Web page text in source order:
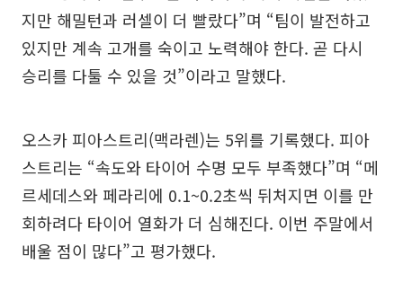
지만 해밀턴과 러셀이 더 빨랐다”며 “팀이 발전하고
있지만 계속 고개를 숙이고 노력해야 한다. 곧 다시
승리를 다툴 수 있을 것”이라고 말했다.
오스카 피아스트리(맥라렌)는 5위를 기록했다. 피아
스트리는 “속도와 타이어 수명 모두 부족했다”며 “메
르세데스와 페라리에 0.1~0.2초씩 뒤처지면 이를 만
회하려다 타이어 열화가 더 심해진다. 이번 주말에서
배울 점이 많다”고 평가했다.